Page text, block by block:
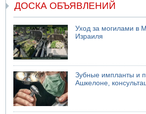
ДОСКА ОБЪЯВЛЕНИЙ
Уход за могилами в
Израиля
Зубные импланты и
Ашкелоне,